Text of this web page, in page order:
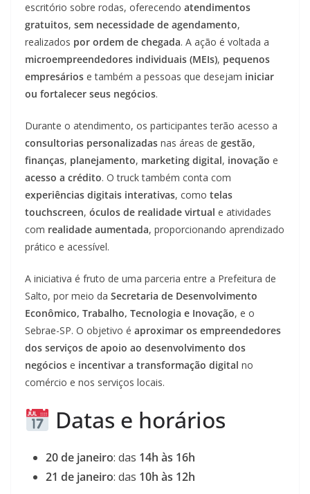
escritório sobre rodas, oferecendo atendimentos
gratuitos, sem necessidade de agendamento,
realizados por ordem de chegada. A ação é voltada a
microempreendedores individuais (MEIs), pequenos
empresários e também a pessoas que desejam iniciar
ou fortalecer seus negócios.
Durante o atendimento, os participantes terão acesso a
consultorias personalizadas nas áreas de gestão,
finanças, planejamento, marketing digital, inovação e
acesso a crédito. O truck também conta com
experiências digitais interativas, como telas
touchscreen, óculos de realidade virtual e atividades
com realidade aumentada, proporcionando aprendizado
prático e acessível.
A iniciativa é fruto de uma parceria entre a Prefeitura de
Salto, por meio da Secretaria de Desenvolvimento
Econômico, Trabalho, Tecnologia e Inovação, e o
Sebrae-SP. O objetivo é aproximar os empreendedores
dos serviços de apoio ao desenvolvimento dos
negócios e incentivar a transformação digital no
comércio e nos serviços locais.
Datas e horários
20 de janeiro: das 14h às 16h
21 de janeiro: das 10h às 12h